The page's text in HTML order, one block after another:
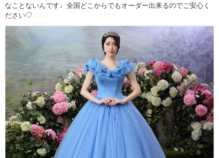
なことないんです♩全国どこからでもオーダー出来るのでご安心く
ださい♡